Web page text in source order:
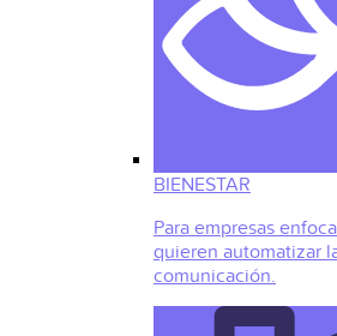
BIENESTAR
Para empresas
quieren automatizar
comunicación.